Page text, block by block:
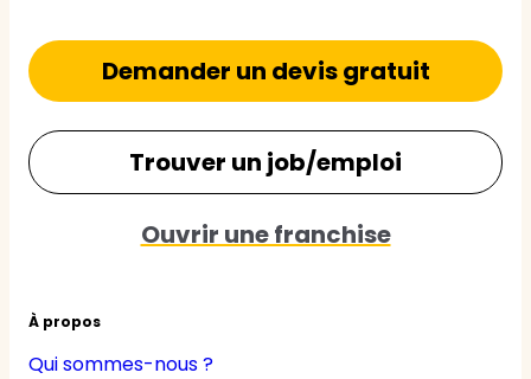
À propos
Qui sommes-nous ?
Demander un devis gratuit
Trouver un job/emploi
Ouvrir une franchise